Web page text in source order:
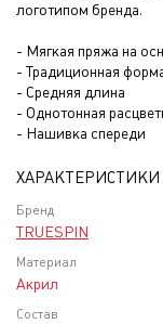
логотипом бренда.
- Мягкая пряжа на
- Традиционная
- Средняя длина
- Однотонная
- Нашивка спереди
ХАРАКТЕРИСТИКИ
Бренд
TRUESPIN
Материал
Акрил
Состав